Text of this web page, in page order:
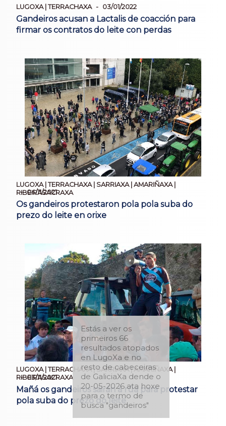
LUGOXA | TERRACHAXA 03/01/2022
Gandeiros acusan a Lactalis de coacción para
firmar os contratos do leite con perdas
LUGOXA | TERRACHAXA | SARRIAXA | AMARIÑAXA |
RIBEIRASACRAXA
04/11/2021
Os gandeiros protestaron pola pola suba do
prezo do leite en orixe
LUGOXA | TERRACHAXA | SARRIAXA | AMARIÑAXA |
RIBEIRASACRAXA
03/11/2021
Mañá os gandeiros sairán á rúa para protestar
pola suba do prezo do leite
Estás a ver os
primeiros 66
resultados atopados
en LugoXa e no
resto de cabeceiras
de GaliciaXa dende o
20-05-2026 ata hoxe
para o termo de
busca "gandeiros"